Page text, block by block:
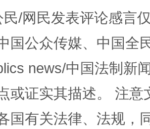
民/网民发表评论感言
国公众传媒、中国全
news/中国法制新
或证实其描述。 注
国有关法律、法规，